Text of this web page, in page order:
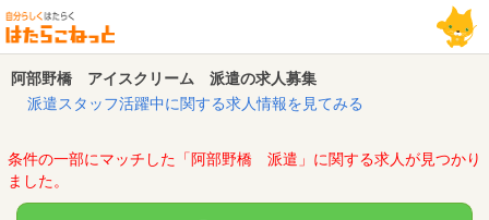
阿部野橋 アイスクリーム 派遣の求人募集
派遣スタッフ活躍中に関する求人情報を見てみる
条件の一部にマッチした「阿部野橋 派遣」に関する求人が見つかり
ました。